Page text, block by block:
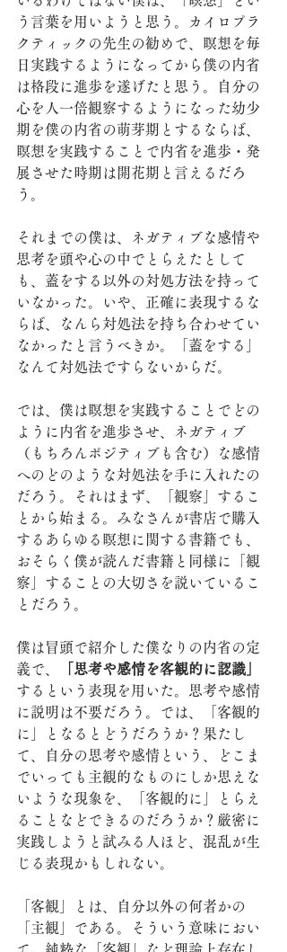
う言葉を用いようと思う。カイロプラ
クティックの先生の勧めで、瞑想を毎
日実践するようになってから僕の内省
は格段に進歩を遂げたと思う。自分の
心を人一倍観察するようになった幼少
期を僕の内省の萌芽期とするならば、
瞑想を実践することで内省を進歩・発
展させた時期は開花期と言えるだろ
う。
それまでの僕は、ネガティブな感情や
思考を頭や心の中でとらえたとして
も、蓋をする以外の対処方法を持って
いなかった。いや、正確に表現するな
らば、なんら対処法を持ち合わせてい
なかったと言うべきか。「蓋をする」
なんて対処法ですらないからだ。
では、僕は瞑想を実践することでどの
ように内省を進歩させ、ネガティブ
（もちろんポジティブも含む）な感情
へのどのような対処法を手に入れたの
だろう。それはまず、「観察」するこ
とから始まる。みなさんが書店で購入
するあらゆる瞑想に関する書籍でも、
おそらく僕が読んだ書籍と同様に「観
察」することの大切さを説いているこ
とだろう。
僕は冒頭で紹介した僕なりの内省の定
義で、
「思考や感情を客観的に認識」
するという表現を用いた。思考や感情
に説明は不要だろう。では、「客観的
に」となるとどうだろうか？果たし
て、自分の思考や感情という、どこま
でいっても主観的なものにしか思えな
いような現象を、「客観的に」とらえ
ることなどできるのだろうか？厳密に
実践しようと試みる人ほど、混乱が生
じる表現かもしれない。
「客観」とは、自分以外の何者かの
「主観」である。そういう意味におい